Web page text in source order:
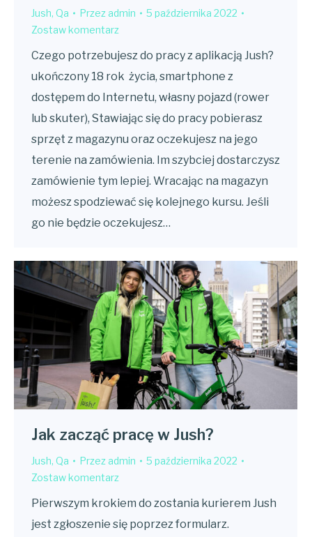
Jush, Qa Przez admin
5 października 2022
Zostaw komentarz
Czego potrzebujesz do pracy z aplikacją Jush?
ukończony 18 rok życia, smartphone z
dostępem do Internetu, własny pojazd (rower
lub skuter), Stawiając się do pracy pobierasz
sprzęt z magazynu oraz oczekujesz na jego
terenie na zamówienia. Im szybciej dostarczysz
zamówienie tym lepiej. Wracając na magazyn
możesz spodziewać się kolejnego kursu. Jeśli
go nie będzie oczekujesz…
Jak zacząć pracę w Jush?
Jush, Qa Przez admin
5 października 2022
Zostaw komentarz
Pierwszym krokiem do zostania kurierem Jush
jest zgłoszenie się poprzez formularz.